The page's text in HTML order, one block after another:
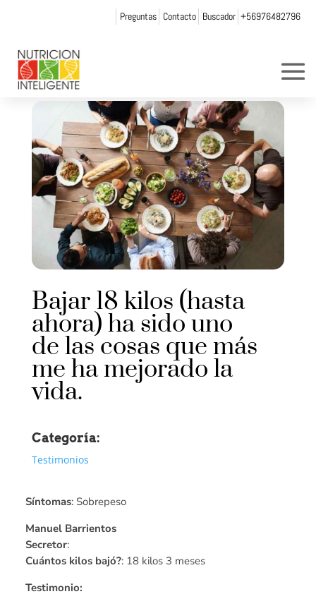
Preguntas Contacto Buscador +56976482796
Bajar 18 kilos (hasta
ahora) ha sido uno
de las cosas que más
me ha mejorado la
vida.
Categoría:
Testimonios
Síntomas: Sobrepeso
Manuel Barrientos
Secretor:
Cuántos kilos bajó?: 18 kilos 3 meses
Testimonio: